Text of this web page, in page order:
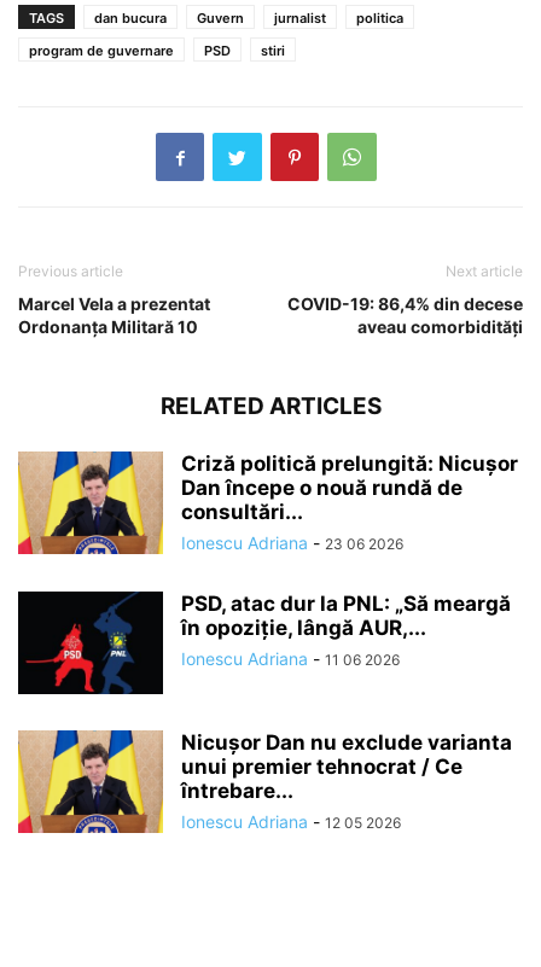
TAGS dan bucura Guvern jurnalist
politica
program de guvernare
PSD stiri
Previous article
Marcel Vela a prezentat
Ordonanța Militară 10
Next article
COVID-19: 86,4% din decese
aveau comorbidități
RELATED ARTICLES
Criză politică prelungită: Nicușor
Dan începe o nouă rundă de
consultări...
Ionescu Adriana - 23 06 2026
PSD, atac dur la PNL: „Să meargă
în opoziție, lângă AUR,...
Ionescu Adriana - 11 06 2026
Nicușor Dan nu exclude varianta
unui premier tehnocrat / Ce
întrebare...
Ionescu Adriana - 12 05 2026